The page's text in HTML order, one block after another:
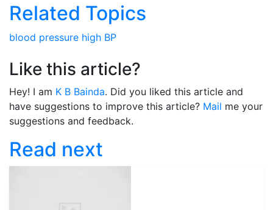
Related Topics
blood pressure high BP
Like this article?
Hey! I am K B Bainda. Did you liked this article and
have suggestions to improve this article? Mail me your
suggestions and feedback.
Read next